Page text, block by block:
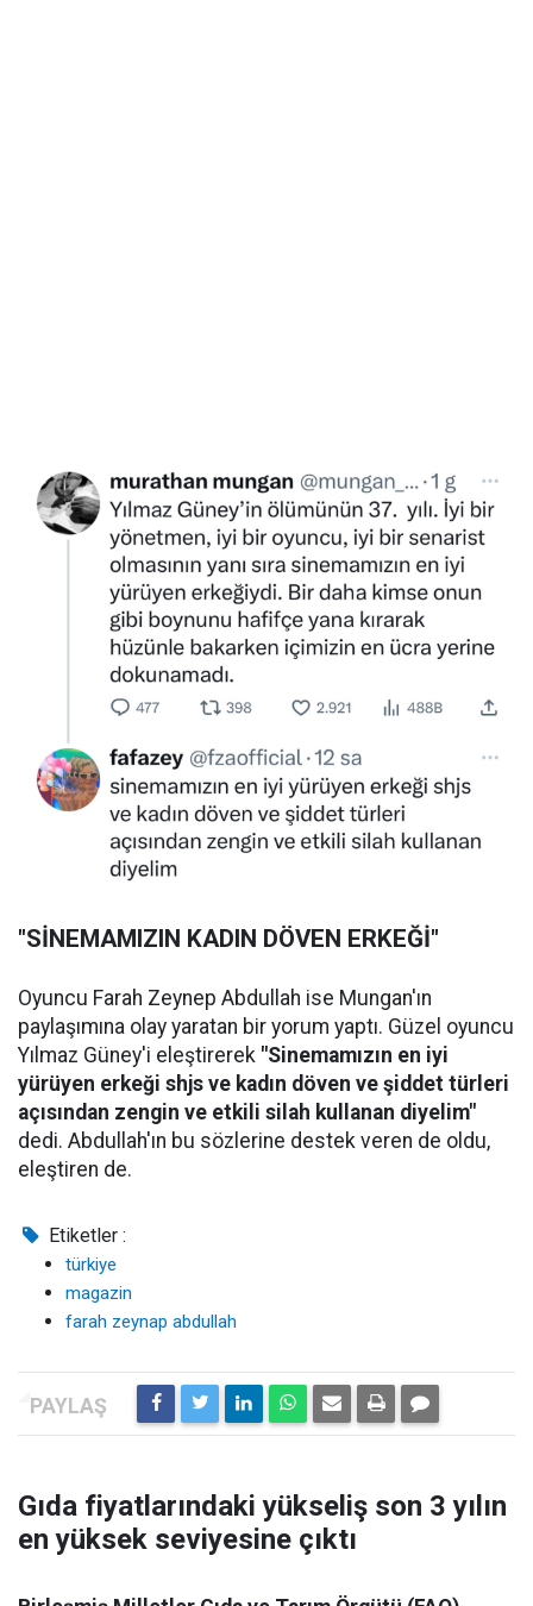
"SİNEMAMIZIN KADIN DÖVEN ERKEĞİ"
Oyuncu Farah Zeynep Abdullah ise Mungan'ın
paylaşımına olay yaratan bir yorum yaptı. Güzel oyuncu
Yılmaz Güney'i eleştirerek "Sinemamızın en iyi
yürüyen erkeği shjs ve kadın döven ve şiddet türleri
açısından zengin ve etkili silah kullanan diyelim"
dedi. Abdullah'ın bu sözlerine destek veren de oldu,
eleştiren de.
Etiketler :
türkiye
magazin
farah zeynap abdullah
Gıda fiyatlarındaki yükseliş son 3 yılın
en yüksek seviyesine çıktı